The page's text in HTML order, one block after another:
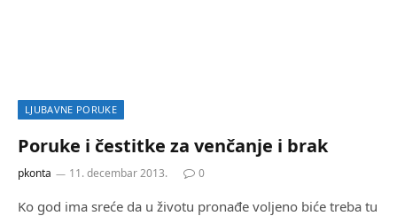
LJUBAVNE PORUKE
Poruke i čestitke za venčanje i brak
pkonta 11. decembar 2013. 0
Ko god ima sreće da u životu pronađe voljeno biće treba tu